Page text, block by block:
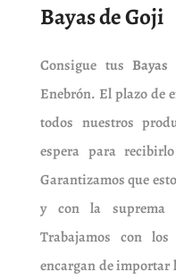
Bayas de Goji
Consigue tus
Enebrón. El plazo de
todos nuestros
espera para
Garantizamos que
y con la suprema
Trabajamos con los
encargan de importar